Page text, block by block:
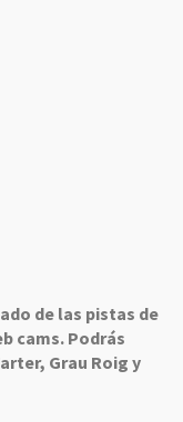
de las pistas de
cams. Podrás
Grau Roig y